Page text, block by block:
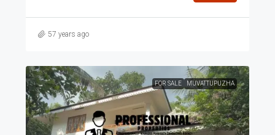
57 years ago
FOR SALE MUVATTUPUZHA